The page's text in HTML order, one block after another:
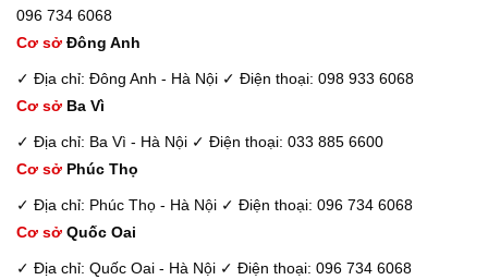
096 734 6068
Cơ sở Đông Anh
✓ Địa chỉ: Đông Anh - Hà Nội ✓ Điện thoại: 098 933 6068
Cơ sở Ba Vì
✓ Địa chỉ: Ba Vì - Hà Nội ✓ Điện thoại: 033 885 6600
Cơ sở Phúc Thọ
✓ Địa chỉ: Phúc Thọ - Hà Nội ✓ Điện thoại: 096 734 6068
Cơ sở Quốc Oai
✓ Địa chỉ: Quốc Oai - Hà Nội ✓ Điện thoại: 096 734 6068